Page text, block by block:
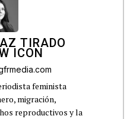
TIRADO
feminista
migración,
reproductivos y la